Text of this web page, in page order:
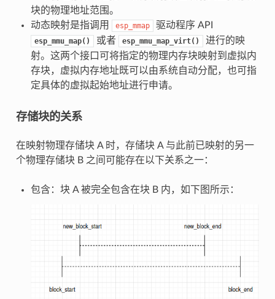
块的物理地址范围。
动态映射是指调用
esp_mmap 驱动程序 API
esp_mmu_map() 或者 esp_mmu_map_virt()
进行的映
射。这两个接口可将指定的物理内存块映射到虚拟内
存块，虚拟内存地址既可以由系统自动分配，也可指
定具体的虚拟起始地址进行申请。
存储块的关系
在映射物理存储块 A 时，存储块 A 与此前已映射的另一
个物理存储块 B 之间可能存在以下关系之一：
包含：块 A 被完全包含在块 B 内，如下图所示：